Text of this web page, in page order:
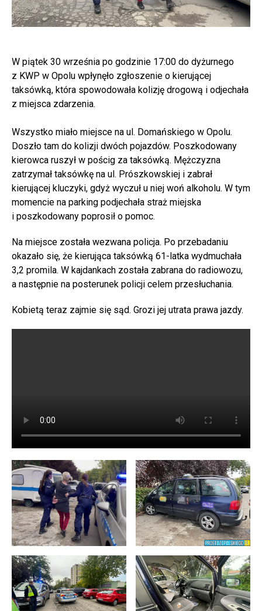
W piątek 30 września po godzinie 17:00 do dyżurnego
z KWP w Opolu wpłynęło zgłoszenie o kierującej
taksówką, która spowodowała kolizję drogową i odjechała
z miejsca zdarzenia.
Wszystko miało miejsce na ul. Domańskiego w Opolu.
Doszło tam do kolizji dwóch pojazdów. Poszkodowany
kierowca ruszył w pościg za taksówką. Mężczyzna
zatrzymał taksówkę na ul. Prószkowskiej i zabrał
kierującej kluczyki, gdyż wyczuł u niej woń alkoholu. W tym
momencie na parking podjechała straż miejska
i poszkodowany poprosił o pomoc.
Na miejsce została wezwana policja. Po przebadaniu
okazało się, że kierująca taksówką 61-latka wydmuchała
3,2 promila. W kajdankach została zabrana do radiowozu,
a następnie na posterunek policji celem przesłuchania.
Kobietą teraz zajmie się sąd. Grozi jej utrata prawa jazdy.